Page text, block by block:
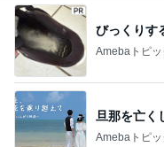
びっくりす
Amebaトピッ
旦那を亡く
Amebaトピッ